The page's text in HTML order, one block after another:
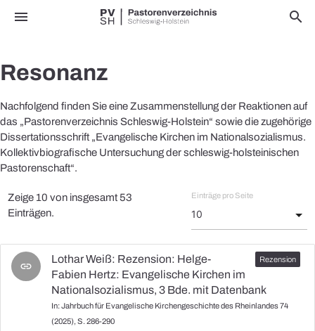
menu search
Resonanz
Nachfolgend finden Sie eine Zusammenstellung der Reaktionen auf
das „Pastorenverzeichnis Schleswig-Holstein“ sowie die zugehörige
Dissertationsschrift „Evangelische Kirchen im Nationalsozialismus.
Kollektivbiografische Untersuchung der schleswig-holsteinischen
Pastorenschaft“.
Zeige 10 von insgesamt 53
Einträgen.
Einträge pro Seite
link
Lothar Weiß: Rezension: Helge-
Fabien Hertz: Evangelische Kirchen im
Nationalsozialismus, 3 Bde. mit Datenbank
In: Jahrbuch für Evangelische Kirchengeschichte des Rheinlandes 74
(2025), S. 286-290